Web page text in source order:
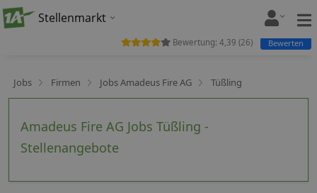
Stellenmarkt
Jobs Firmen Jobs Amadeus Fire AG Tüßling
Amadeus Fire AG Jobs Tüßling -
Stellenangebote
Bewertung: 4,39 (26) Bewerten